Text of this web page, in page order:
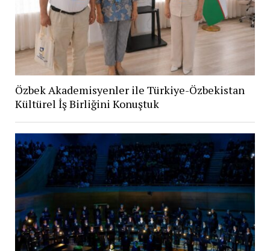
Özbek Akademisyenler ile Türkiye-Özbekistan
Kültürel İş Birliğini Konuştuk